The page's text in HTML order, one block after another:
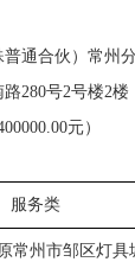
通合伙）常州
路280号2号楼2楼
元）
服务类
常州市邹区灯具